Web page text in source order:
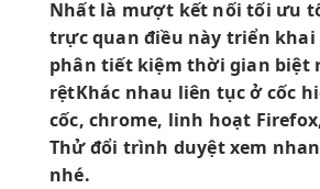
Nhất là mượt kết nốitối ưu
trực quan điều này triển khai
phân tiết kiệm thời gian biệt
rệtKhác nhau liên tụcở cốc
cốc, chrome, linh hoạt
Thử đổi trình duyệt xem
nhé.